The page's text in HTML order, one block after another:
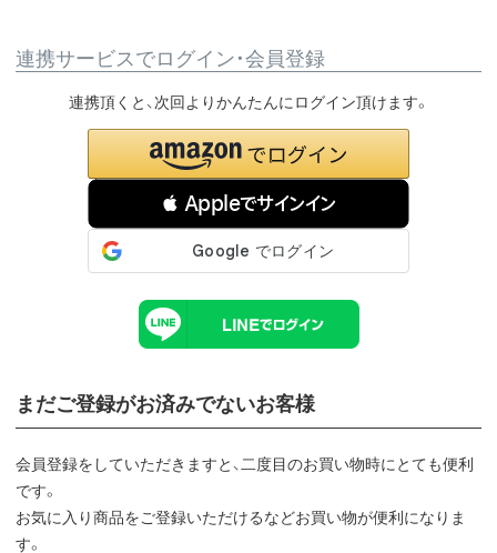
連携サービスでログイン・会員登録
 Appleでサインイン
連携頂くと、次回よりかんたんにログイン頂けます。
まだご登録がお済みでないお客様
会員登録をしていただきますと、二度目のお買い物時にとても便利
です。
お気に入り商品をご登録いただけるなどお買い物が便利になりま
す。